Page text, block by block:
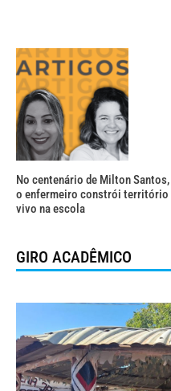
No centenário de Milton Santos,
o enfermeiro constrói território
vivo na escola
GIRO ACADÊMICO